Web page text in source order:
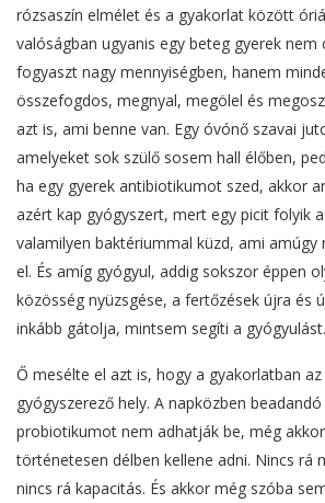
rózsaszín elmélet és a gyakorlat között
valóságban ugyanis egy beteg gyerek nem
fogyaszt nagy mennyiségben, hanem
összefogdos, megnyal, megölel és
azt is, ami benne van. Egy óvónő szavai
amelyeket sok szülő sosem hall élőben,
ha egy gyerek antibiotikumot szed, akkor
azért kap gyógyszert, mert egy picit folyik
valamilyen baktériummal küzd, ami
el. És amíg gyógyul, addig sokszor éppen
közösség nyüzsgése, a fertőzések újra és
inkább gátolja, mintsem segíti a gyógyulást.
Ő mesélte el azt is, hogy a gyakorlatban
gyógyszerező hely. A napközben
probiotikumot nem adhatják be, még
történetesen délben kellene adni. Nincs rá
nincs rá kapacitás. És akkor még szóba